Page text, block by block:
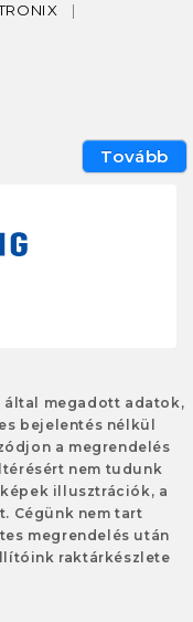
Tovább
megadott adatok,
bejelentés nélkül
a megrendelés
nem tudunk
illusztrációk, a
Cégünk nem tart
megrendelés után
raktárkészlete